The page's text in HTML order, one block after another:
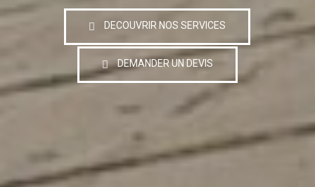
DECOUVRIR NOS SERVICES
DEMANDER UN DEVIS